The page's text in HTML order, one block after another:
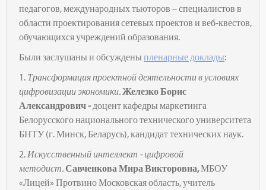
педагогов, международных тьюторов – специалистов в
области проектирования сетевых проектов и веб-квестов,
обучающихся учреждений образования.
Были заслушаны и обсуждены пленарные доклады:
1. Трансформация проектной деятельности в условиях
цифровизацииэкономики.Железко Борис
Александрович - доцент кафедры маркетинга
Белорусского национального технического университета
БНТУ (г. Минск, Беларусь), кандидат технических наук.
2. Искусственный интеллект - цифровой
методист.Савченкова Мира Викторовна,МБОУ
«Лицей» Протвино Московскаяобласть, учитель